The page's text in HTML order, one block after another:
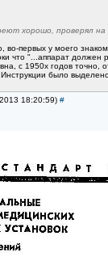
хорошо, проверял на
первых у моего
что "...аппарат
с 1950х годов точно,
было
18:20:59) #